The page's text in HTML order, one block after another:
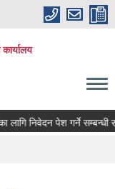
निवेदन पेश गर्ने सम्बन्धी सूचना